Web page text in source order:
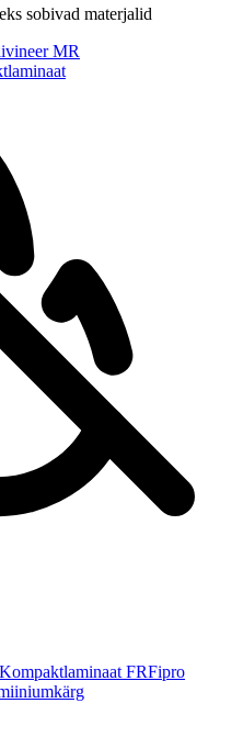
sobivad materjalid
MR
Kompaktlaminaat FRFipro